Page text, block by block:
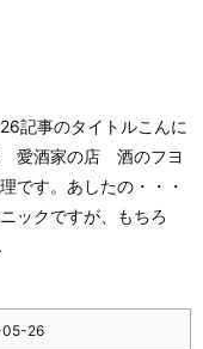
記事のタイトルこんに
愛酒家の店 酒のフヨ
です。 あしたの・・・
ックですが、もちろ
05-26